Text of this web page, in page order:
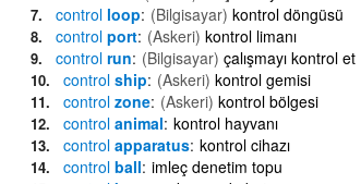
controlloop (Bilgisayar) kontrol döngüsü
controlport (Askeri) kontrol limanı
controlrun (Bilgisayar) çalışmayı kontrol et
controlship (Askeri) kontrol gemisi
controlzone (Askeri) kontrol bölgesi
controlanimal kontrol hayvanı
controlapparatus kontrol cihazı
controlball imleç denetim topu